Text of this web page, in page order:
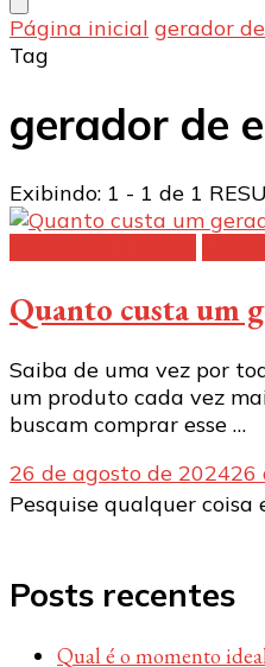
Página inicial gerador
Tag
gerador de
Exibindo: 1 - 1 de 1
Quanto custa um
Saiba de uma vez por
um produto cada vez
buscam comprar esse …
26 de agosto de 202426
Procurando
Pesquise qualquer coisa
Posts recentes
Qual é o momento